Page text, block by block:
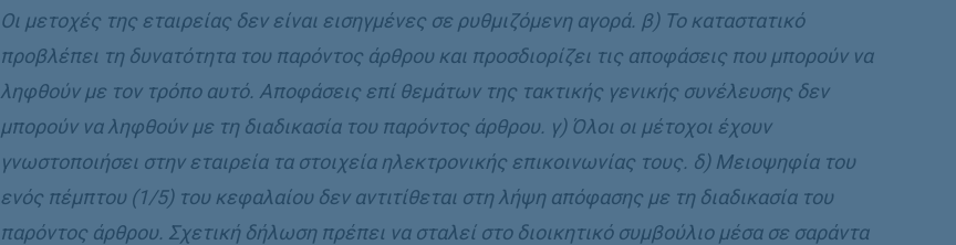
Οι μετοχές της εταιρείας δεν είναι εισηγμένες σε ρυθμιζόμενη αγορά. β) Το καταστατικό
προβλέπει τη δυνατότητα του παρόντος άρθρου και προσδιορίζει τις αποφάσεις που μπορούν να
ληφθούν με τον τρόπο αυτό. Αποφάσεις επί θεμάτων της τακτικής γενικής συνέλευσης δεν
μπορούν να ληφθούν με τη διαδικασία του παρόντος άρθρου. γ) Όλοι οι μέτοχοι έχουν
γνωστοποιήσει στην εταιρεία τα στοιχεία ηλεκτρονικής επικοινωνίας τους. δ) Μειοψηφία του
ενός πέμπτου (1/5) του κεφαλαίου δεν αντιτίθεται στη λήψη απόφασης με τη διαδικασία του
παρόντος άρθρου. Σχετική δήλωση πρέπει να σταλεί στο διοικητικό συμβούλιο μέσα σε σαράντα